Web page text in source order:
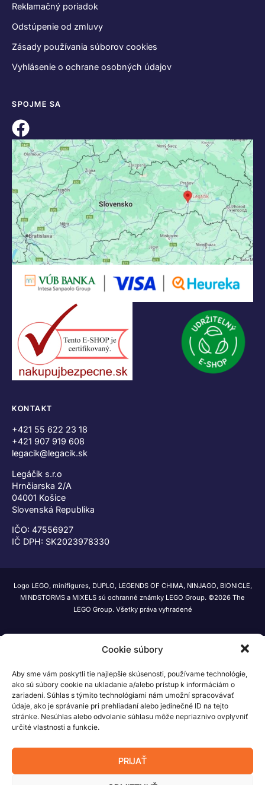
Cookie súbory
Aby sme vám poskytli tie najlepšie skúsenosti, používame technológie,
ako sú súbory cookie na ukladanie a/alebo prístup k informáciám o
zariadení. Súhlas s týmito technológiami nám umožní spracovávať
údaje, ako je správanie pri prehliadaní alebo jedinečné ID na tejto
stránke. Nesúhlas alebo odvolanie súhlasu môže nepriaznivo ovplyvniť
určité vlastnosti a funkcie.
PRIJAŤ
Reklamačný poriadok
Odstúpenie od zmluvy
Zásady používania súborov cookies
Vyhlásenie o ochrane osobných údajov
SPOJME SA
KONTAKT
+421 55 622 23 18
+421 907 919 608
legacik@legacik.sk
Legáčik s.r.o
Hrnčiarska 2/A
04001 Košice
Slovenská Republika
IČO: 47556927
IČ DPH: SK2023978330
Logo LEGO, minifigures, DUPLO, LEGENDS OF CHIMA, NINJAGO, BIONICLE,
MINDSTORMS a MIXELS sú ochranné známky LEGO Group. ©2026 The
LEGO Group. Všetky práva vyhradené